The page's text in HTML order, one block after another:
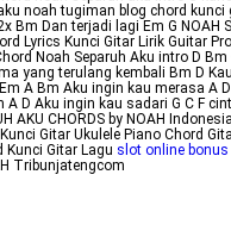
noah tugiman blog chord kunci
Bm Dan terjadi lagi Em G NOAH
Lyrics Kunci Gitar Lirik Guitar
Noah Separuh Aku intro D Bm
yang terulang kembali Bm D
A Bm Aku ingin kau merasa A
D Aku ingin kau sadari G C F
AKU CHORDS by NOAH
Gitar Ukulele Piano Chord
Kunci Gitar Lagu slot online
Tribunjatengcom